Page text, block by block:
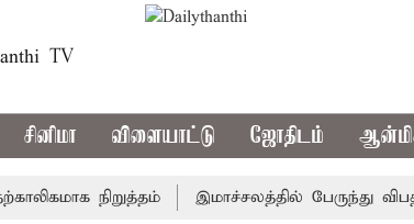
TV
சினிமா விளையாட்டு ஜோதிடம்
நிறுத்தம் இமாச்சலத்தில் பேருந்து